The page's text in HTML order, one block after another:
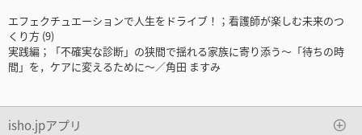
エフェクチュエーションで人生をドライブ！；看護師が楽しむ未来のつ
くり方 (9)
実践編；「不確実な診断」の狭間で揺れる家族に寄り添う～「待ちの時
間」を，ケアに変えるために～／角田 ますみ
isho.jpアプリ